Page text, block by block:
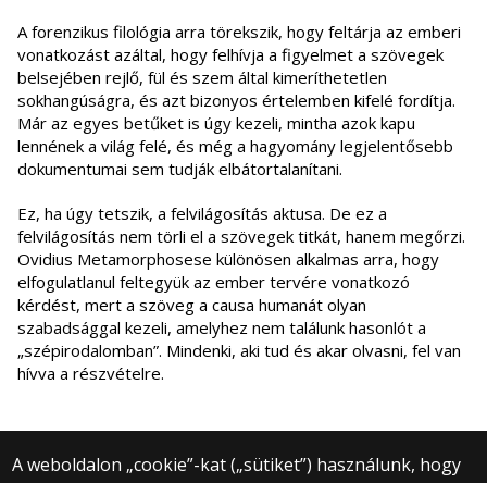
A forenzikus filológia arra törekszik, hogy feltárja az emberi
vonatkozást azáltal, hogy felhívja a figyelmet a szövegek
belsejében rejlő, fül és szem által kimeríthetetlen
sokhangúságra, és azt bizonyos értelemben kifelé fordítja.
Már az egyes betűket is úgy kezeli, mintha azok kapu
lennének a világ felé, és még a hagyomány legjelentősebb
dokumentumai sem tudják elbátortalanítani.
Ez, ha úgy tetszik, a felvilágosítás aktusa. De ez a
felvilágosítás nem törli el a szövegek titkát, hanem megőrzi.
Ovidius Metamorphosese különösen alkalmas arra, hogy
elfogulatlanul feltegyük az ember tervére vonatkozó
kérdést, mert a szöveg a causa humanát olyan
szabadsággal kezeli, amelyhez nem találunk hasonlót a
„szépirodalomban”. Mindenki, aki tud és akar olvasni, fel van
hívva a részvételre.
A weboldalon „cookie”-kat („sütiket”) használunk, hogy